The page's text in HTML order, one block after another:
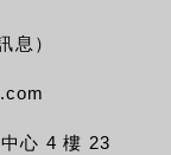
息）
心 4 樓 23